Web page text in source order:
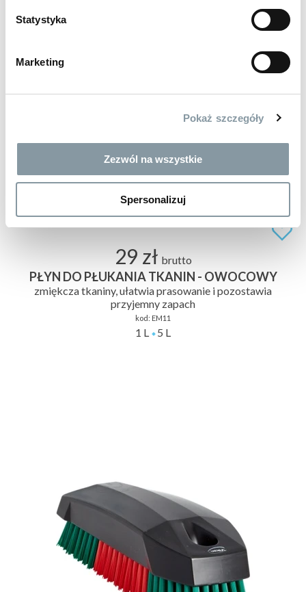
Statystyka
Marketing
Pokaż szczegóły
Zezwól na wszystkie
Spersonalizuj
29 zł brutto
PŁYN DO PŁUKANIA TKANIN - OWOCOWY
zmiękcza tkaniny, ułatwia prasowanie i pozostawia
przyjemny zapach
kod: EM11
1 L 5 L